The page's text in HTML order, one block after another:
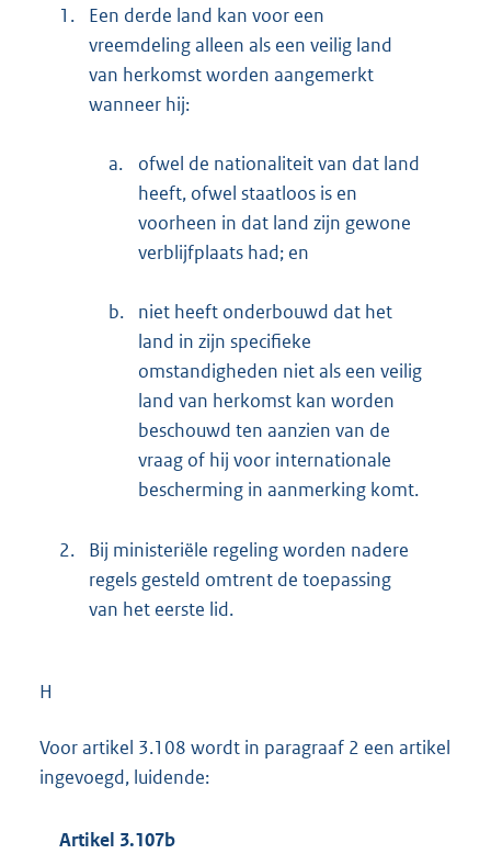
1.
Een derde land kan voor een
vreemdeling alleen als een veilig land
van herkomst worden aangemerkt
wanneer hij:
a.
ofwel de nationaliteit van dat land
heeft, ofwel staatloos is en
voorheen in dat land zijn gewone
verblijfplaats had; en
b.
niet heeft onderbouwd dat het
land in zijn specifieke
omstandigheden niet als een veilig
land van herkomst kan worden
beschouwd ten aanzien van de
vraag of hij voor internationale
bescherming in aanmerking komt.
2.
Bij ministeriële regeling worden nadere
regels gesteld omtrent de toepassing
van het eerste lid.
H
Voor artikel 3.108 wordt in paragraaf 2 een artikel
ingevoegd, luidende:
Artikel 3.107b